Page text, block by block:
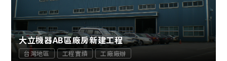
大立機器AB區廠房新建工程
台灣地區 工程實績 工廠廠辦